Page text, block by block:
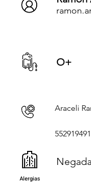
O+
Araceli
Alergias